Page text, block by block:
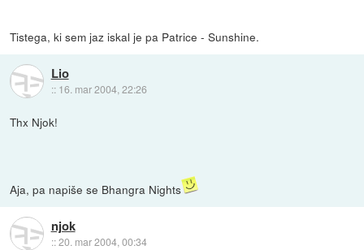
Tistega, ki sem jaz iskal je pa Patrice - Sunshine.
Lio
:: 16. mar 2004, 22:26
Thx Njok!
Aja, pa napiše se Bhangra Nights
njok
::20. mar 2004, 00:34